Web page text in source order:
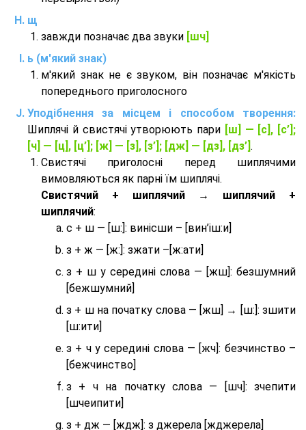
щ
завжди позначає два звуки [шч]
ь (м'який знак)
м'який знак не є звуком, він позначає м'якість
попереднього приголосного
Уподібнення за місцем і способом творення:
Шиплячі й свистячі утворюють пари [ш] — [c], [с’];
[ч] — [ц], [ц’]; [ж] — [з], [з’]; [дж] — [дз], [дз’] .
Свистячі приголосні перед шиплячими
вимовляються як парні їм шиплячі.
Cвистячий + шиплячий → шиплячий +
шиплячий:
с + ш — [ш:]: винісши – [вин’іш:и]
з + ж — [ж:]: зжати –[ж:ати]
з + ш у середині слова — [жш]: безшумний
[бежшумний]
з + ш на початку слова — [жш] → [ш:]: зшити
[ш:ити]
з + ч у середині слова — [жч]: безчинство –
[бежчинство]
з + ч на початку слова — [шч]: зчепити
[шчеипити]
з + дж — [ждж]: з джерела [жджерела]